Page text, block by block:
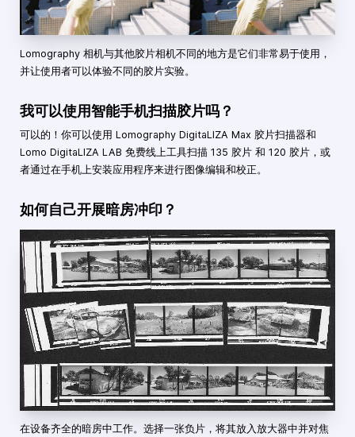
Lomography 相机与其他胶片相机不同的地方是它们非常易于使用，
并让使用者可以体验不同的胶片实验。
我可以使用智能手机扫描胶片吗？
可以的！你可以使用 Lomography DigitaLIZA Max 胶片扫描器和
Lomo DigitaLIZA LAB 免费线上工具扫描 135 胶片 和 120 胶片，或
者通过在手机上安装应用程序来进行图像编辑和校正。
如何自己开展暗房冲印？
在设备齐全的暗房中工作。选择一张负片，将其放入放大器中并对焦